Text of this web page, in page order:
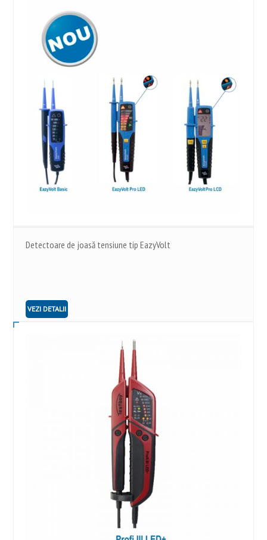
Detectoare de joasă tensiune tip EazyVolt
VEZI DETALII